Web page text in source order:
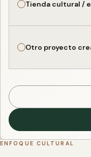
Tienda cultural /
Otro proyecto
ENFOQUE CULTURAL